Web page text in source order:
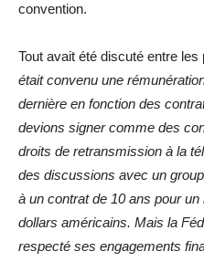
convention.
Tout avait été discuté entre les
était convenu une
dernière en fonction des
devions signer comme des
droits de retransmission à la
des discussions avec un
à un contrat de 10 ans pour
dollars américains. Mais la
respecté ses engagements